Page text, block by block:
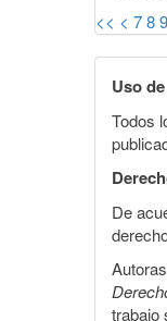
<< < 789
Uso
Todos
De
trabajo